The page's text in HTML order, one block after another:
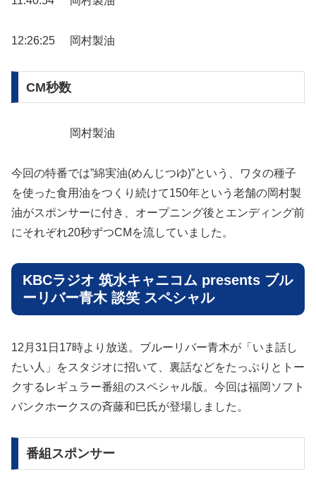
12:26:25 岡村製油
CM秒数
岡村製油
今回の特番では”綿実油(めんじつゆ)”という、ワタの種子
を使った食用油をつくり続けて150年という老舗の岡村製
油がスポンサーに付き、オープニング後とエンディング前
にそれぞれ20秒ずつCMを流していました。
KBCラジオ 筑水キャニコム presents ブル
ーリバー青木 談笑 スペシャル
12月31日17時より放送。ブルーリバー青木が「いま話し
たい人」をスタジオに招いて、裏話などをたっぷりとトー
クするレギュラー番組のスペシャル版。今回は福岡ソフト
バンクホークスの斉藤和巳氏が登場しました。
番組スポンサー